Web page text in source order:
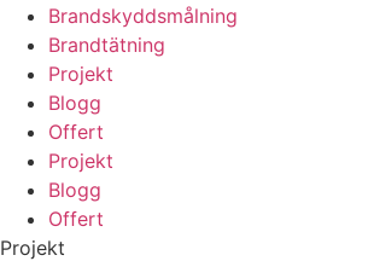
Brandskyddsmålning
Brandtätning
Projekt
Blogg
Offert
Projekt
Blogg
Offert
Projekt